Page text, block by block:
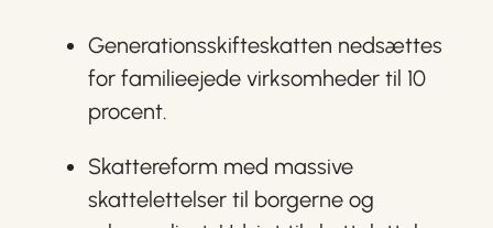
Generationsskifteskatten nedsættes
for familieejede virksomheder til 10
procent.
Skattereform med massive
skattelettelser til borgerne og